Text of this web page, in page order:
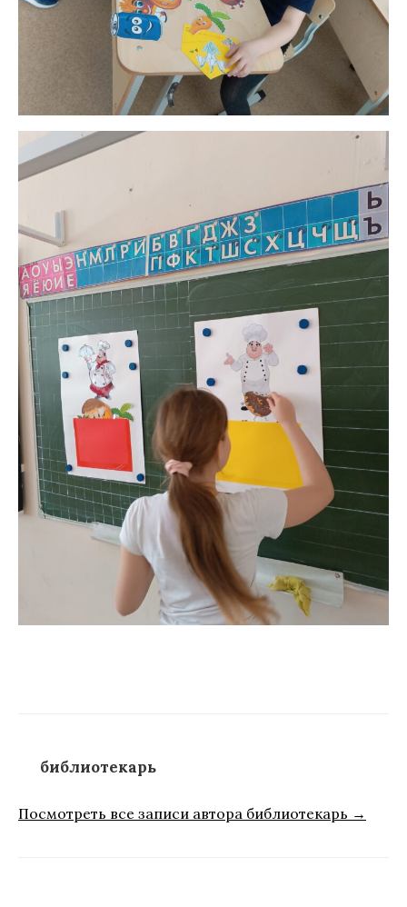
библиотекарь
Посмотреть все записи автора библиотекарь →